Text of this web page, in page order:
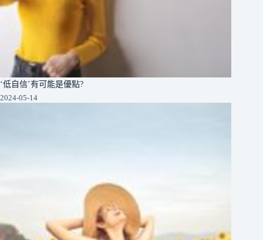
‘低自信’有可能是優點?
2024-05-14